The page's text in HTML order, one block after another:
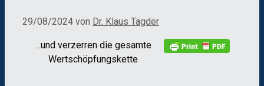
29/08/2024 von Dr. Klaus Tägder
…und verzerren die gesamte
Wertschöpfungskette